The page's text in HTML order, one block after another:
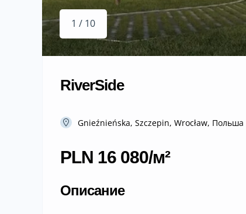
1 / 10
RiverSide
Gnieźnieńska, Szczepin, Wrocław, Польша
PLN 16 080/м²
Описание